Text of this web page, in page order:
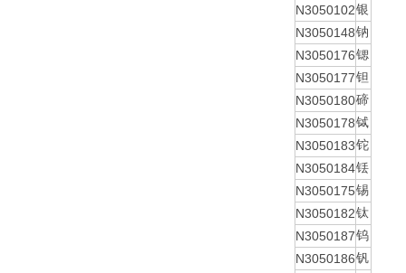
N3050102银
N3050148钠
N3050176锶
N3050177钽
N3050180碲
N3050178铽
N3050183铊
N3050184铥
N3050175锡
N3050182钛
N3050187钨
N3050186钒